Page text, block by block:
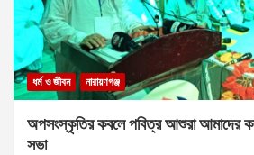
ধর্ম ও জীবন নারায়ণগঞ্জ
অপসংস্কৃতির কবলে পবিত্র আশুরা আমাদের
সভা